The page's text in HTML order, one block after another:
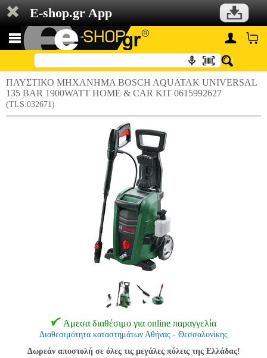
E-shop.gr App
ΠΛΥΣΤΙΚΟ ΜΗΧΑΝΗΜΑ BOSCH AQUATAK UNIVERSAL
135 BAR 1900WATT HOME & CAR KIT 0615992627
(TLS.032671)
Αμεσα διαθέσιμο για online παραγγελία
Διαθεσιμότητα καταστημάτων Αθήνας - Θεσσαλονίκης
Δωρεάν αποστολή σε όλες τις μεγάλες πόλεις της Ελλάδας!